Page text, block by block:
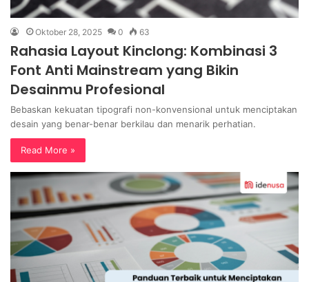
Oktober 28, 2025 0 63
Rahasia Layout Kinclong: Kombinasi 3
Font Anti Mainstream yang Bikin
Desainmu Profesional
Bebaskan kekuatan tipografi non-konvensional untuk menciptakan
desain yang benar-benar berkilau dan menarik perhatian.
Read More »